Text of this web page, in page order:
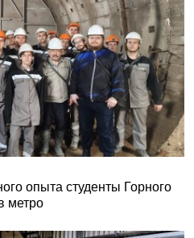
опыта студенты Горного
метро